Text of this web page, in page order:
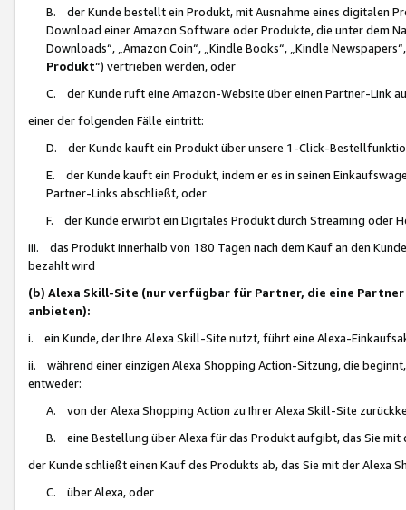
B. der Kunde bestellt ein Produkt, mit Ausnahme eines digitalen
Download einer Amazon Software oder Produkte, die unter dem
Downloads“, „Amazon Coin“, „Kindle Books“, „Kindle
Produkt“) vertrieben werden, oder
C. der Kunde ruft eine Amazon-Website über einen Partner-Link
einer der folgenden Fälle eintritt:
D. der Kunde kauft ein Produkt über unsere 1-Click-
E. der Kunde kauft ein Produkt, indem er es in seinen
Partner-Links abschließt, oder
F. der Kunde erwirbt ein Digitales Produkt durch Streaming oder
iii. das Produkt innerhalb von 180 Tagen nach dem Kauf an den
bezahlt wird
(b) Alexa Skill-Site (nur verfügbar für Partner, die eine
anbieten):
i. ein Kunde, der Ihre Alexa Skill-Site nutzt, führt eine Alexa-
ii. während einer einzigen Alexa Shopping Action-Sitzung, die
entweder:
A. von der Alexa Shopping Action zu Ihrer Alexa Skill-Site
B. eine Bestellung über Alexa für das Produkt aufgibt, das Sie mit
der Kunde schließt einen Kauf des Produkts ab, das Sie mit der Alexa
C. über Alexa, oder